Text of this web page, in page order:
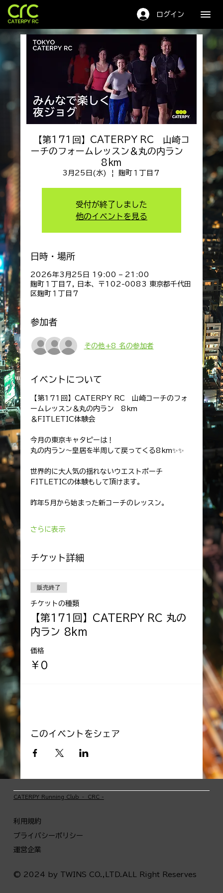
ログイン
【第171回】CATERPY RC 山崎コ
ーチのフォームレッスン＆丸の内ラン
8km
3月25日(水)
  |
麹町１丁目７
受付が終了しました
他のイベントを見る
日時・場所
2026年3月25日 19:00 – 21:00
麹町１丁目７, 日本、〒102-0083 東京都千代田
区麹町１丁目７
参加者
その他+8 名の参加者
イベントについて
【第171回】CATERPY RC　山崎コーチのフォ
ームレッスン＆丸の内ラン　8km
＆FITLETIC体験会
今月の東京キャタピーは！
丸の内ラン〜皇居を半周して戻ってくる8km✨️✨️
世界的に大人気の揺れないウエストポーチ
FITLETICの体験もして頂けます。
昨年5月から始まった新コーチのレッスン。
さらに表示
チケット詳細
販売終了
チケットの種類
【第171回】CATERPY RC 丸の
内ラン 8km
価格
￥0
このイベントをシェア
​CATERPY Running Club ‐ CRC -
© 2024 by TWINS CO.,LTD.ALL Right Reserves
利用規約
プライバシーポリシー
運営企業